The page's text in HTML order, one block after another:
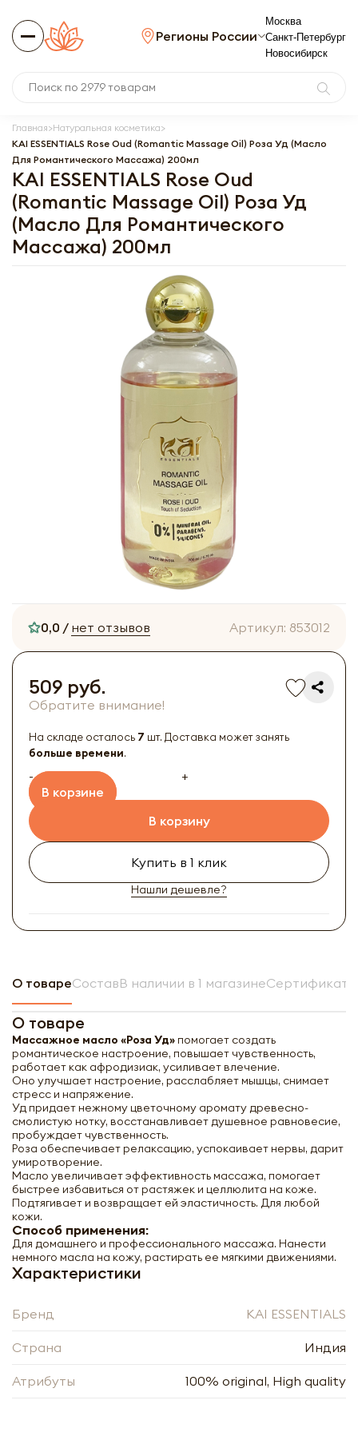
Регионы России
Москва
Санкт-Петербург
Новосибирск
Главная Натуральная косметика
KAI ESSENTIALS Rose Oud (Romantic Massage Oil) Роза Уд (Масло
Для Романтического Массажа) 200мл
KAI ESSENTIALS Rose Oud
(Romantic Massage Oil) Роза Уд
(Масло Для Романтического
Массажа) 200мл
0,0 / нет отзывов Артикул: 853012
509 руб.
Обратите внимание!
На складе осталось 7 шт. Доставка может занять
больше времени.
-
+
В корзине
В корзину
Купить в 1 клик
Нашли дешевле?
О товареСоставВ наличии в 1 магазинеСертификат
О товаре
Массажное масло «Роза Уд»помогает создать
романтическое настроение, повышает чувственность,
работает как афродизиак, усиливает влечение.
Оно улучшает настроение, расслабляет мышцы, снимает
стресс и напряжение.
Уд придает нежному цветочному аромату древесно-
смолистую нотку, восстанавливает душевное равновесие,
пробуждает чувственность.
Роза обеспечивает релаксацию, успокаивает нервы, дарит
умиротворение.
Масло увеличивает эффективность массажа, помогает
быстрее избавиться от растяжек и целлюлита на коже.
Подтягивает и возвращает ей эластичность. Для любой
кожи.
Способ применения:
Для домашнего и профессионального массажа. Нанести
немного масла на кожу, растирать ее мягкими движениями.
Характеристики
Бренд KAI ESSENTIALS
Страна Индия
Атрибуты 100% original, High quality
Романтического Массажа) 200мл